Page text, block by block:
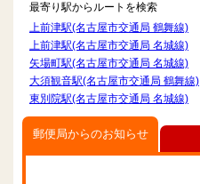
最寄り駅からルートを検索
上前津駅(名古屋市交通局 鶴舞線)
上前津駅(名古屋市交通局 名城線)
矢場町駅(名古屋市交通局 名城線)
大須観音駅(名古屋市交通局 鶴舞線)
東別院駅(名古屋市交通局 名城線)
郵便局からのお知らせ